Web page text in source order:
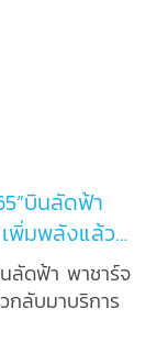
บินลัดฟ้า
พิ่มพลังแล้วก
ง
ลัดฟ้า พาชาร์จ
ลับมาบริการ